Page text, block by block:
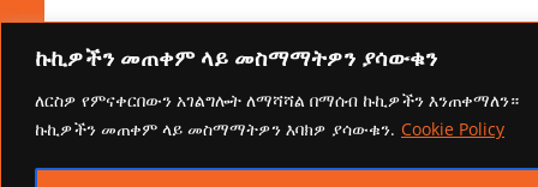
ኩኪዎችን መጠቀም ላይ መስማማትዎን ያሳውቁን
ለርስዎ የምናቀርበውን አገልግሎት ለማሻሻል በማሰብ ኩኪዎችን እንጠቀማለን።
ኩኪዎችን መጠቀም ላይ መስማማትዎን እባክዎ ያሳውቁን. Cookie Policy